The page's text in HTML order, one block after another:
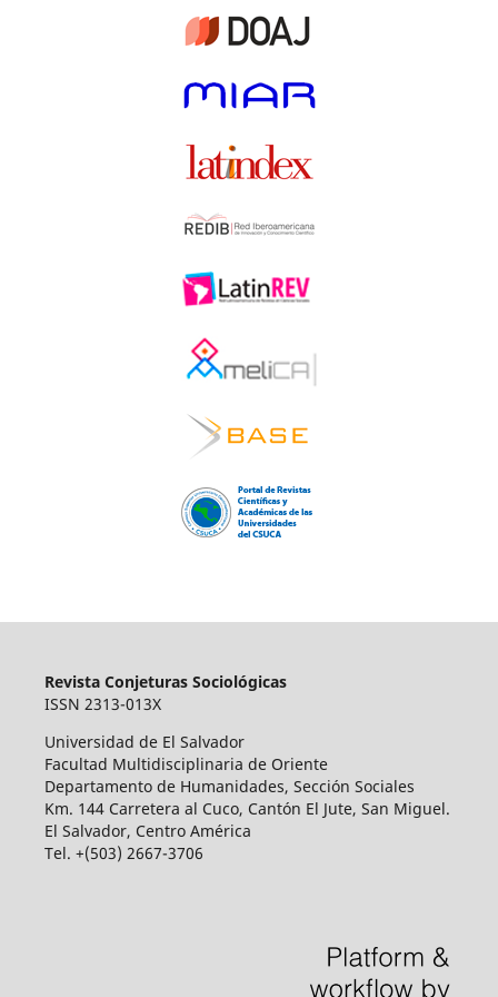
Revista Conjeturas Sociológicas
ISSN 2313-013X
Universidad de El Salvador
Facultad Multidisciplinaria de Oriente
Departamento de Humanidades, Sección Sociales
Km. 144 Carretera al Cuco, Cantón El Jute, San Miguel.
El Salvador, Centro América
Tel. +(503) 2667-3706